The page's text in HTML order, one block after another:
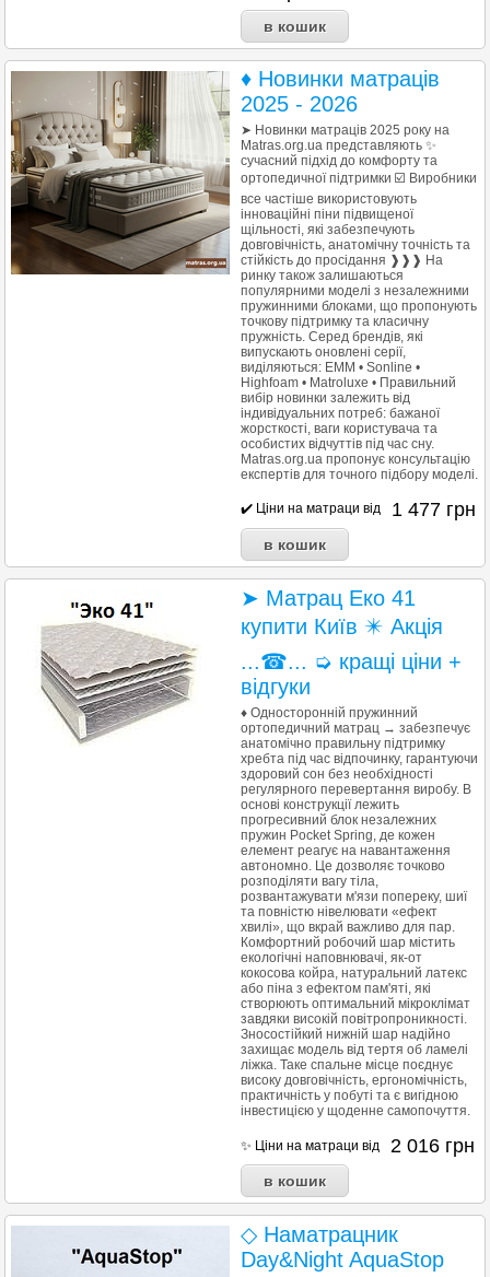
♦ Новинки матраців
2025 - 2026
➤ Новинки матраців 2025 року на
Matras.org.ua представляють ✨
сучасний підхід до комфорту та
ортопедичної підтримки ☑️ Виробники
все частіше використовують
інноваційні піни підвищеної
щільності, які забезпечують
довговічність, анатомічну точність та
стійкість до просідання ❱❱❱ На
ринку також залишаються
популярними моделі з незалежними
пружинними блоками, що пропонують
точкову підтримку та класичну
пружність. Серед брендів, які
випускають оновлені серії,
виділяються: EMM • Sonline •
Highfoam • Matroluxe • Правильний
вибір новинки залежить від
індивідуальних потреб: бажаної
жорсткості, ваги користувача та
особистих відчуттів під час сну.
Matras.org.ua пропонує консультацію
експертів для точного підбору моделі.
✔️ Ціни на матраци від 1 477 грн
➤ Матрац Еко 41
купити Київ ✴️ Акція
...☎... ➭ кращі ціни +
відгуки
♦ Односторонній пружинний
ортопедичний матрац → забезпечує
анатомічно правильну підтримку
хребта під час відпочинку, гарантуючи
здоровий сон без необхідності
регулярного перевертання виробу. В
основі конструкції лежить
прогресивний блок незалежних
пружин Pocket Spring, де кожен
елемент реагує на навантаження
автономно. Це дозволяє точково
розподіляти вагу тіла,
розвантажувати м'язи попереку, шиї
та повністю нівелювати «ефект
хвилі», що вкрай важливо для пар.
Комфортний робочий шар містить
екологічні наповнювачі, як-от
кокосова койра, натуральний латекс
або піна з ефектом пам'яті, які
створюють оптимальний мікроклімат
завдяки високій повітропроникності.
Зносостійкий нижній шар надійно
захищає модель від тертя об ламелі
ліжка. Таке спальне місце поєднує
високу довговічність, ергономічність,
практичність у побуті та є вигідною
інвестицією у щоденне самопочуття.
✨ Ціни на матраци від 2 016 грн
◇ Наматрацник
Day&Night AquaStop